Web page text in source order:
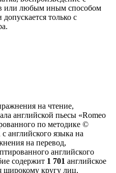
или любым иным способом
только с
на чтение,
английской пьесы «Romeo
по методике ©
английского языка на
на перевод,
английского
содержит 1 701 английское
широкому кругу лиц,